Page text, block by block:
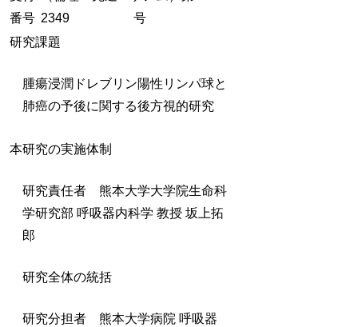
番号 2349 号
研究課題
腫瘍浸潤ドレブリン陽性リンパ球と
肺癌の予後に関する後方視的研究
本研究の実施体制
研究責任者 熊本大学大学院生命科
学研究部 呼吸器内科学 教授 坂上拓
郎
研究全体の統括
研究分担者 熊本大学病院 呼吸器